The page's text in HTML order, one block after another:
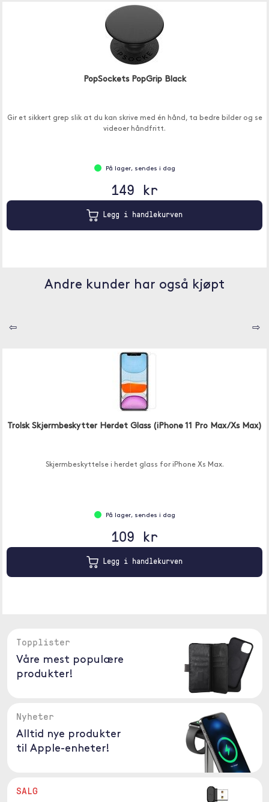
PopSockets PopGrip Black
Gir et sikkert grep slik at du kan skrive med én hånd, ta bedre bilder og se
videoer håndfritt.
På lager, sendes i dag
149 kr
Legg i handlekurven
Andre kunder har også kjøpt
⇦ ⇨
Trolsk Skjermbeskytter Herdet Glass (iPhone 11 Pro Max/Xs Max)
Skjermbeskyttelse i herdet glass for iPhone Xs Max.
På lager, sendes i dag
109 kr
Legg i handlekurven
Topplister
Våre mest populære
produkter!
Nyheter
Alltid nye produkter
til Apple-enheter!
SALG